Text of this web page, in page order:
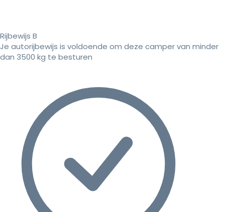
Rijbewijs B
Je autorijbewijs is voldoende om deze camper van minder
dan 3500 kg te besturen